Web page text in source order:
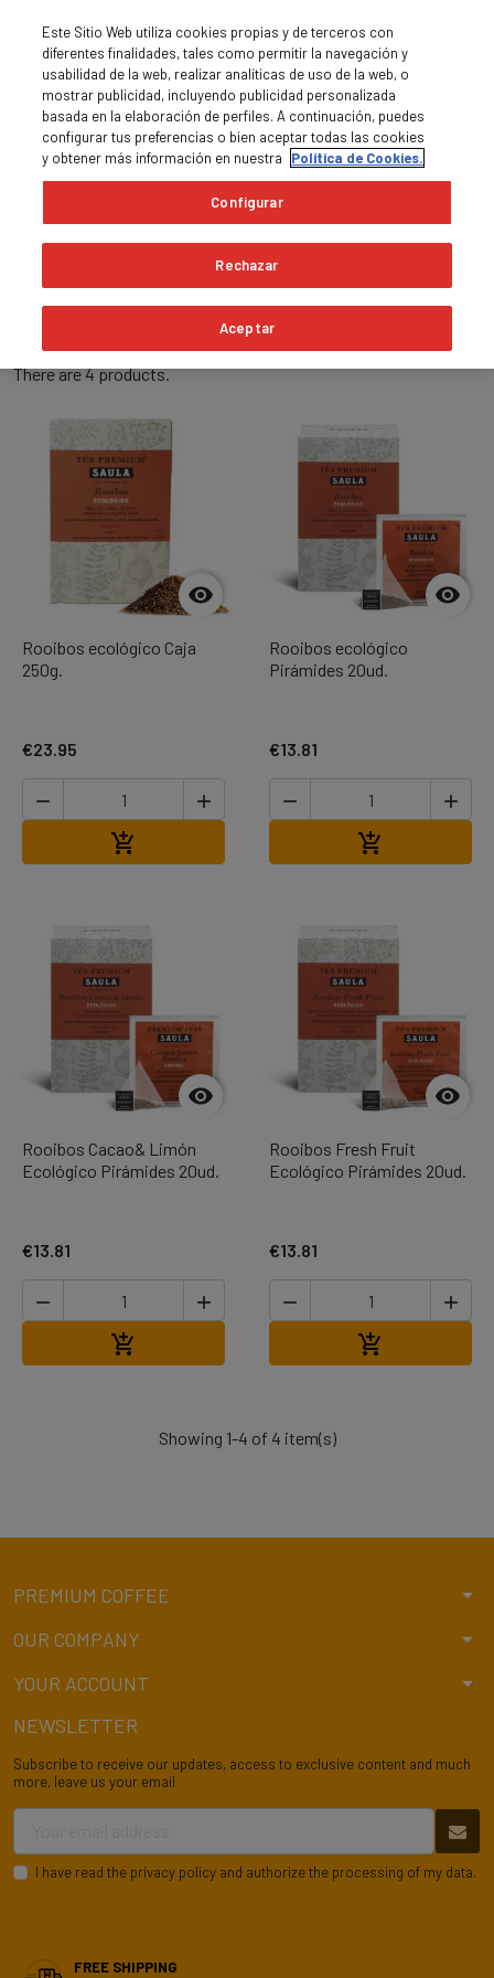
MENU 
Rooibos
There are 4 products.
Relevance expand_more

Rooibos ecológico Caja
250g.
€23.95
 


Rooibos ecológico
Pirámides 20ud.
€13.81
 


Rooibos Cacao& Limón
Ecológico Pirámides 20ud.
€13.81
 


Rooibos Fresh Fruit
Ecológico Pirámides 20ud.
€13.81
 

Showing 1-4 of 4 item(s)
PREMIUM COFFEE arrow_drop_down
OUR COMPANY arrow_drop_down
YOUR ACCOUNT arrow_drop_down
NEWSLETTER
Subscribe to receive our updates, access to exclusive content and much
more, leave us your email
I have read the privacy policy and authorize the processing of my data.
FREE SHIPPING
Este Sitio Web utiliza cookies propias y de terceros con
diferentes finalidades, tales como permitir la navegación y
usabilidad de la web, realizar analíticas de uso de la web, o
mostrar publicidad, incluyendo publicidad personalizada
basada en la elaboración de perfiles. A continuación, puedes
configurar tus preferencias o bien aceptar todas las cookies
y obtener más información en nuestra
Política de Cookies.
Configurar
Rechazar
Aceptar